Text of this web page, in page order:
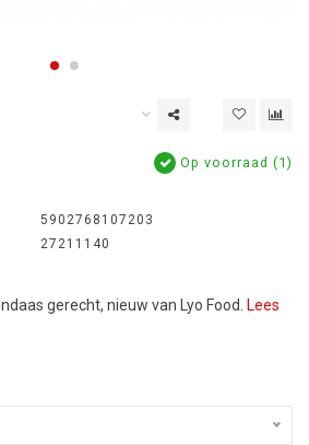
Op voorraad (1)
5902768107203
27211140
gerecht, nieuw van Lyo Food. Lees